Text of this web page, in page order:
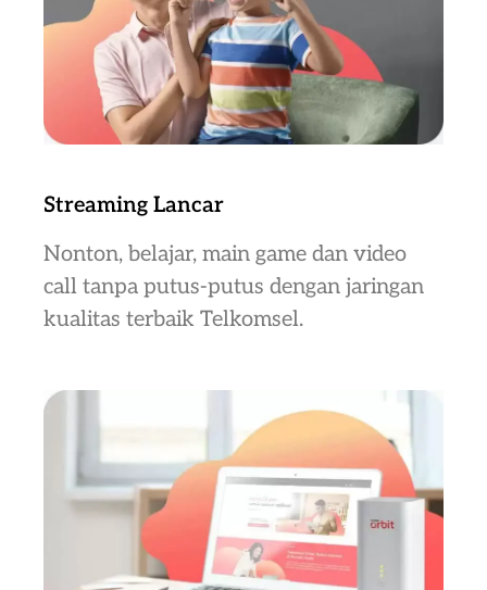
Streaming Lancar
Nonton, belajar, main game dan video
call tanpa putus-putus dengan jaringan
kualitas terbaik Telkomsel.